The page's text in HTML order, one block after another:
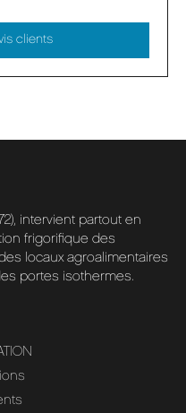
clients
intervient partout en
frigorifique des
locaux agroalimentaires
portes isothermes.